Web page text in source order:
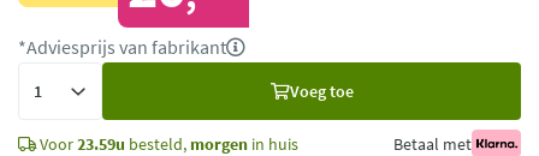
*Adviesprijs van fabrikant
Voeg toe
Voor23.59u besteld, morgen in huis Betaal met